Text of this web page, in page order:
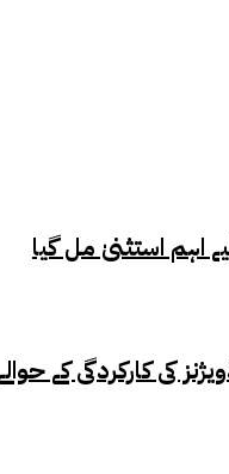
اہم استثنیٰ مل گیا